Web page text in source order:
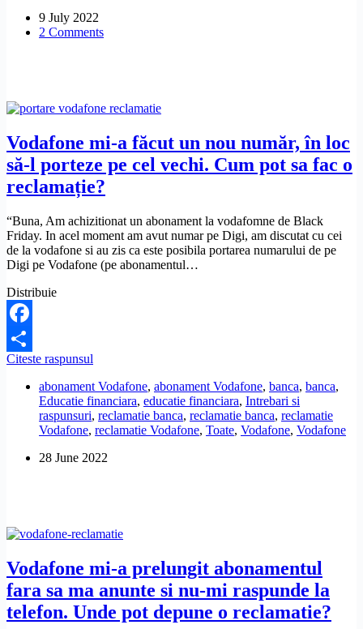
pot
sa
9 July 2022
2 Comments
Vodafone mi-a făcut un nou număr, în loc
să-l porteze pe cel vechi. Cum pot sa fac o
reclamație?
“Buna, Am achizitionat un abonament la vodafomne de Black
Friday. In acel moment am avut numar pe Digi, am discutat cu cei
de la vodafone si au zis ca este posibila portarea numarului de pe
Digi pe Vodafone (pe abonamentul…
Distribuie
Facebook
Share
Citeste raspunsul
a
făcut
un
nou
în
pe
vechi.
Cum
pot
fac
abonament Vodafone, abonament Vodafone, banca, banca,
Educatie financiara, educatie financiara, Intrebari si
raspunsuri, reclamatie banca, reclamatie banca, reclamatie
Vodafone, reclamatie Vodafone, Toate, Vodafone, Vodafone
28 June 2022
Vodafone mi-a prelungit abonamentul
fara sa ma anunte si nu-mi raspunde la
telefon. Unde pot depune o reclamatie?